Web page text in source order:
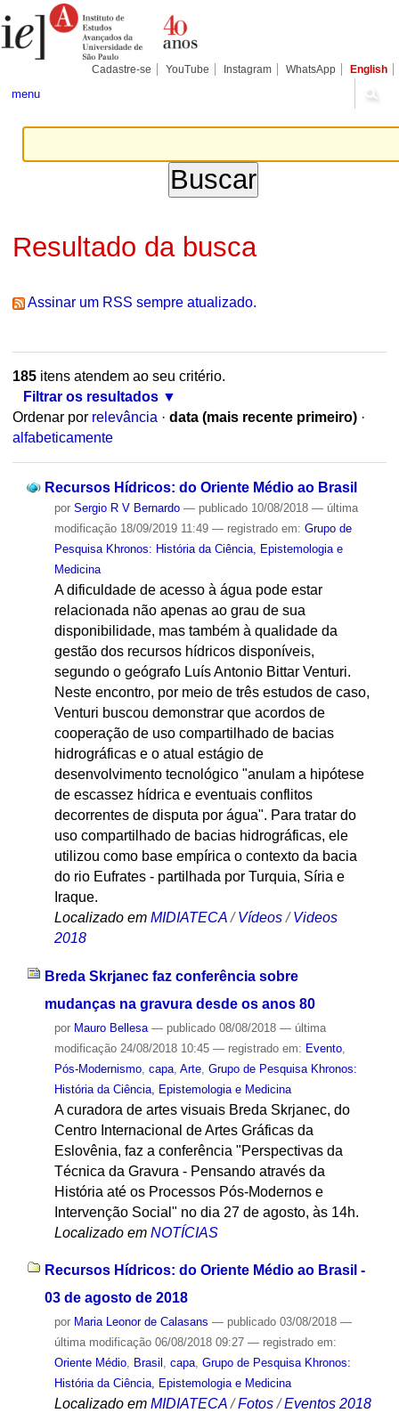
para
conteúdo.
Pessoais
Cadastre-se YouTube Instagram WhatsApp English
menu
Resultado da busca
Assinar um RSS sempre atualizado.
185itens atendem ao seu critério.
Filtrar os resultados
Ordenar por relevância · data (mais recente primeiro) ·
alfabeticamente
Recursos Hídricos: do Oriente Médio ao Brasil
por Sergio R V Bernardo — publicado10/08/2018 — última
modificação18/09/2019 11:49 — registrado em: Grupo de
Pesquisa Khronos: História da Ciência, Epistemologia e
Medicina
A dificuldade de acesso à água pode estar
relacionada não apenas ao grau de sua
disponibilidade, mas também à qualidade da
gestão dos recursos hídricos disponíveis,
segundo o geógrafo Luís Antonio Bittar Venturi.
Neste encontro, por meio de três estudos de caso,
Venturi buscou demonstrar que acordos de
cooperação de uso compartilhado de bacias
hidrográficas e o atual estágio de
desenvolvimento tecnológico "anulam a hipótese
de escassez hídrica e eventuais conflitos
decorrentes de disputa por água". Para tratar do
uso compartilhado de bacias hidrográficas, ele
utilizou como base empírica o contexto da bacia
do rio Eufrates - partilhada por Turquia, Síria e
Iraque.
Localizado em MIDIATECA /Vídeos /Videos
2018
Breda Skrjanec faz conferência sobre
mudanças na gravura desde os anos 80
por Mauro Bellesa — publicado08/08/2018 — última
modificação24/08/2018 10:45 — registrado em: Evento,
Pós-Modernismo, capa, Arte, Grupo de Pesquisa Khronos:
História da Ciência, Epistemologia e Medicina
A curadora de artes visuais Breda Skrjanec, do
Centro Internacional de Artes Gráficas da
Eslovênia, faz a conferência "Perspectivas da
Técnica da Gravura - Pensando através da
História até os Processos Pós-Modernos e
Intervenção Social" no dia 27 de agosto, às 14h.
Localizado em NOTÍCIAS
Recursos Hídricos: do Oriente Médio ao Brasil -
03 de agosto de 2018
por Maria Leonor de Calasans — publicado03/08/2018 —
última modificação06/08/2018 09:27 — registrado em:
Oriente Médio, Brasil , capa, Grupo de Pesquisa Khronos:
História da Ciência, Epistemologia e Medicina
Localizado em MIDIATECA /Fotos /Eventos 2018